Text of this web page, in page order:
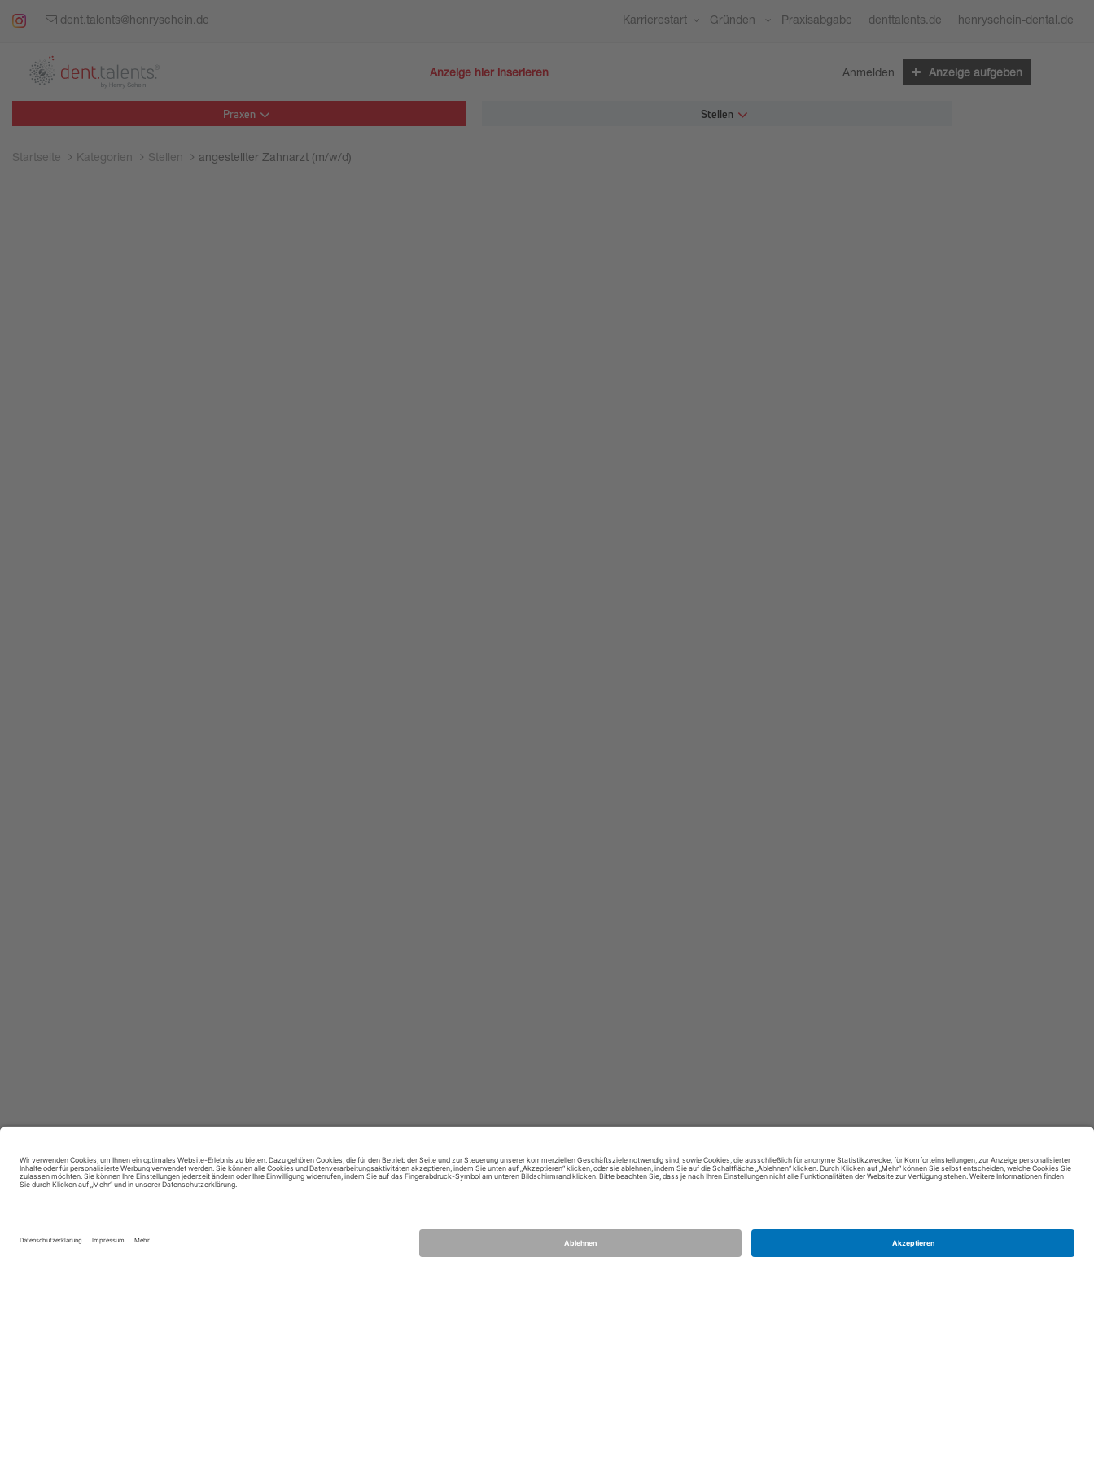
dent.talents@henryschein.de Karrierestart Gründen Praxisabgabe denttalents.de henryschein-dental.de
Anzeige hier inserieren Anmelden Anzeige aufgeben
Praxen Stellen
Startseite Kategorien Stellen angestellter Zahnarzt (m/w/d)